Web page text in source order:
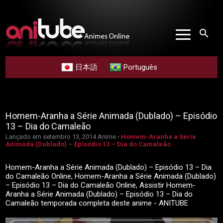
search
日本語 Português
Homem-Aranha a Série Animada (Dublado) – Episódio
13 – Dia do Camaleão
Lançado em setembro 13, 2014 Anime › Homem-Aranha a Série
Animada (Dublado) – Episódio 13 – Dia do Camaleão
Homem-Aranha a Série Animada (Dublado) – Episódio 13 – Dia
do Camaleão Online, Homem-Aranha a Série Animada (Dublado)
– Episódio 13 – Dia do Camaleão Online, Assistir Homem-
Aranha a Série Animada (Dublado) – Episódio 13 – Dia do
Camaleão temporada completa deste anime - ANITUBE